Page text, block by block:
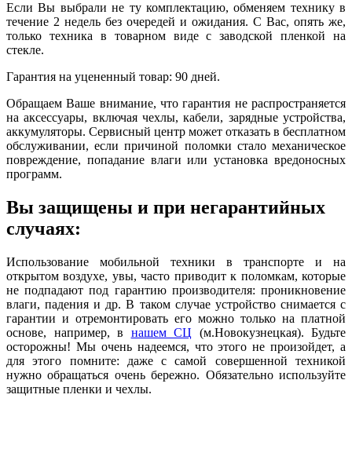
Если Вы выбрали не ту комплектацию, обменяем технику в
течение 2 недель без очередей и ожидания. С Вас, опять же,
только техника в товарном виде с заводской пленкой на
стекле.
Гарантия на уцененный товар: 90 дней.
Обращаем Ваше внимание, что гарантия не распространяется
на аксессуары, включая чехлы, кабели, зарядные устройства,
аккумуляторы. Сервисный центр может отказать в бесплатном
обслуживании, если причиной поломки стало механическое
повреждение, попадание влаги или установка вредоносных
программ.
Вы защищены и при негарантийных
случаях:
Использование мобильной техники в транспорте и на
открытом воздухе, увы, часто приводит к поломкам, которые
не подпадают под гарантию производителя: проникновение
влаги, падения и др. В таком случае устройство снимается с
гарантии и отремонтировать его можно только на платной
основе, например, в нашем СЦ (м.Новокузнецкая). Будьте
осторожны! Мы очень надеемся, что этого не произойдет, а
для этого помните: даже с самой совершенной техникой
нужно обращаться очень бережно. Обязательно используйте
защитные пленки и чехлы.